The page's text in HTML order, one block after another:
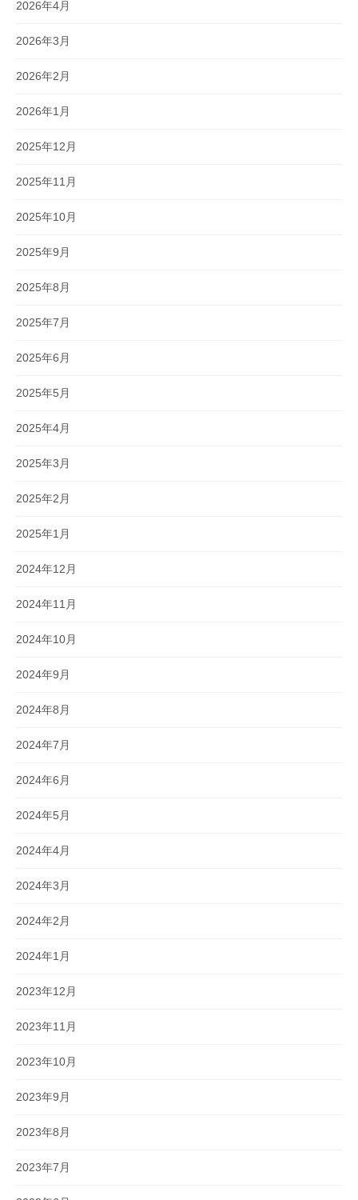
2026年4月
2026年3月
2026年2月
2026年1月
2025年12月
2025年11月
2025年10月
2025年9月
2025年8月
2025年7月
2025年6月
2025年5月
2025年4月
2025年3月
2025年2月
2025年1月
2024年12月
2024年11月
2024年10月
2024年9月
2024年8月
2024年7月
2024年6月
2024年5月
2024年4月
2024年3月
2024年2月
2024年1月
2023年12月
2023年11月
2023年10月
2023年9月
2023年8月
2023年7月